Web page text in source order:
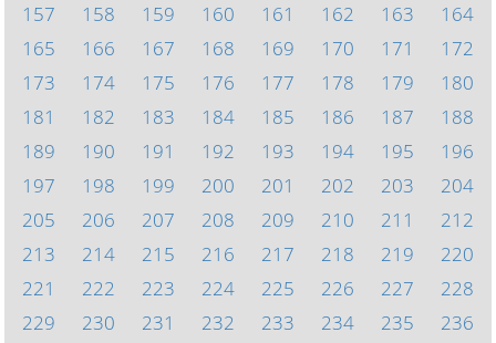
157
158 159 160 161 162 163
164
165
166 167 168 169 170 171
172
173
174 175 176 177 178 179
180
181
182 183 184 185 186 187
188
189
190 191 192 193 194 195
196
197
198 199 200 201 202 203
204
205
206 207 208 209 210 211
212
213
214 215 216 217 218 219
220
221
222 223 224 225 226 227
228
229
230 231 232 233 234 235
236